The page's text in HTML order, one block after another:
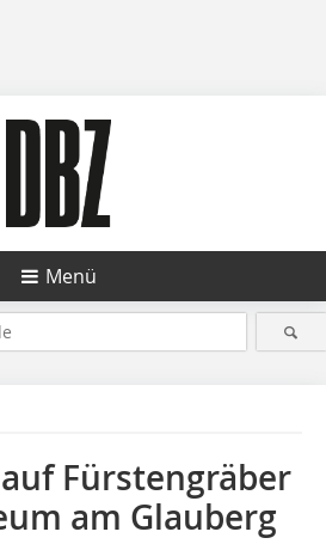
Menü
Fürstengräber
am Glauberg